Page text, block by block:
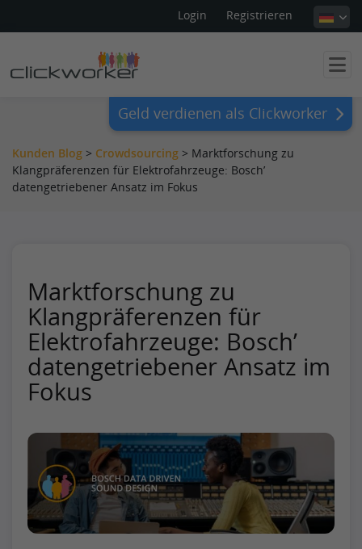
Login Registrieren
Geld verdienen als Clickworker
Kunden Blog > Crowdsourcing > Marktforschung zu
Klangpräferenzen für Elektrofahrzeuge: Bosch’
datengetriebener Ansatz im Fokus
Marktforschung zu
Klangpräferenzen für
Elektrofahrzeuge: Bosch’
datengetriebener Ansatz im
Fokus